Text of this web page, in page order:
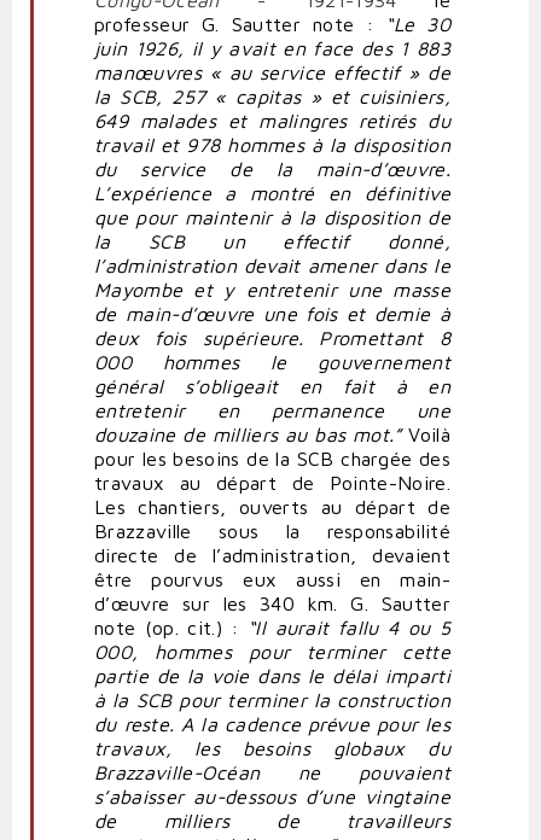
professeur G. Sautter note :
“Le 30
juin 1926, il y avait en face des 1 883
manœuvres « au service effectif » de
la SCB, 257 « capitas »et cuisiniers,
649 malades et malingres retirés du
travail et 978 hommes à la disposition
du service de la main-d’œuvre.
L’expérience a montré en définitive
que pour maintenir à la disposition de
la SCB un effectif donné,
l’administration devait amener dans le
Mayombe et y entretenir une masse
de main-d’œuvre une fois et demie à
deux fois supérieure. Promettant 8
000 hommes le gouvernement
général s’obligeait en fait à en
entretenir en permanence une
douzaine de milliers au bas mot.”Voilà
pour les besoins de la SCB chargée des
travaux au départ de Pointe-Noire.
Les chantiers, ouverts au départ de
Brazzaville sous la responsabilité
directe de l’administration, devaient
être pourvus eux aussi en main-
d’œuvre sur les 340 km. G. Sautter
note (op. cit.) :
“Il aurait fallu 4 ou 5
000, hommes pour terminer cette
partie de la voie dans le délai imparti
à la SCB pour terminer la construction
du reste. A la cadence prévue pour les
travaux, les besoins globaux du
Brazzaville-Océan ne pouvaient
s’abaisser au-dessous d’une vingtaine
de milliers de travailleurs